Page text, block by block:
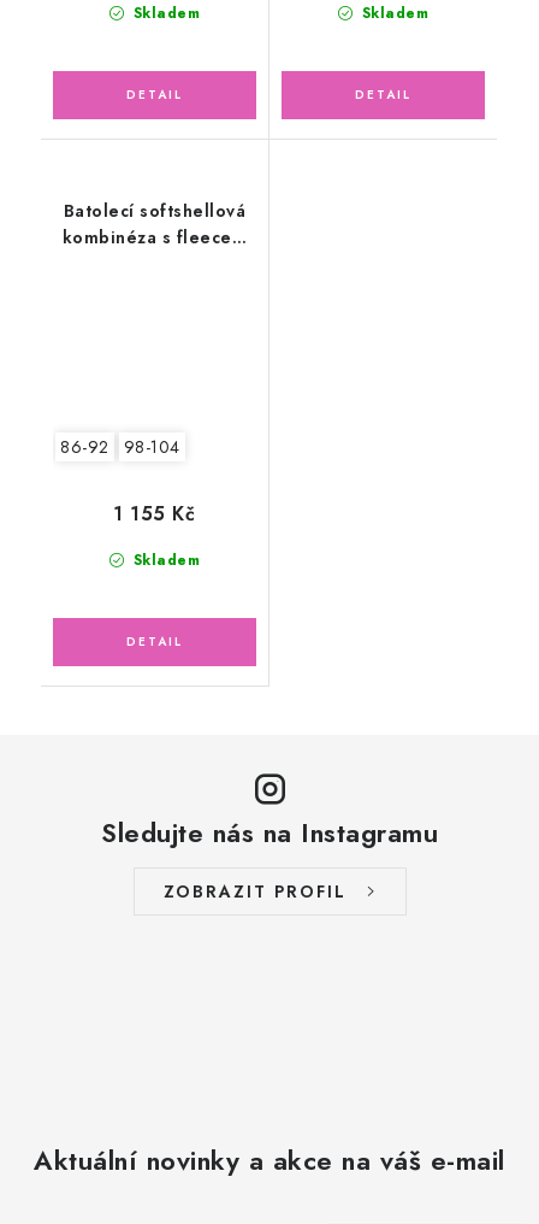
Skladem Skladem
Batolecí softshellová
kombinéza s fleecem
86-92 98-104
Skladem
1 155 Kč
Sledujte nás na Instagramu
ZOBRAZIT PROFIL
Aktuální novinky a akce na váš e-mail